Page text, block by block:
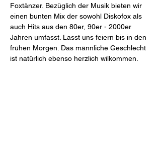
Foxtänzer. Bezüglich der Musik bieten wir
einen bunten Mix der sowohl Diskofox als
auch Hits aus den 80er, 90er - 2000er
Jahren umfasst. Lasst uns feiern bis in den
frühen Morgen. Das männliche Geschlecht
ist natürlich ebenso herzlich wilkommen.